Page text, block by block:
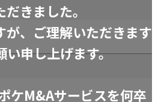
だきました。
が、ご理解いただきます
い申し上げます。
ケM&Aサービスを何卒